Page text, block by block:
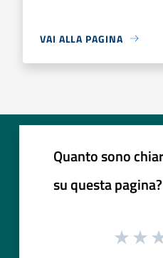
VAI ALLA PAGINA
Quanto sono
su questa pagina?